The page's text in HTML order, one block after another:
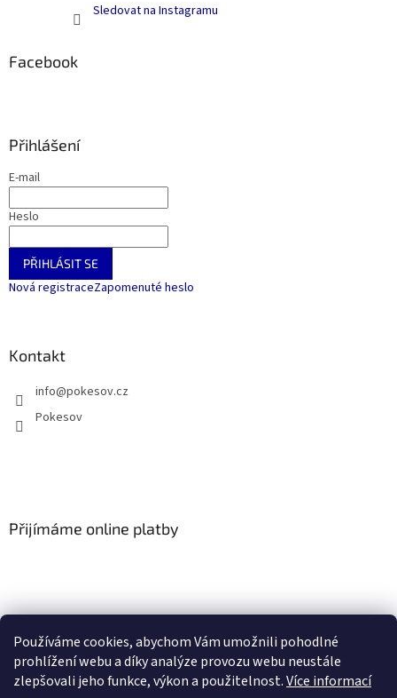
Používáme cookies, abychom Vám umožnili pohodlné
prohlížení webu a díky analýze provozu webu neustále
zlepšovali jeho funkce, výkon a použitelnost.Více informací
Sledovat na Instagramu
Facebook
Přihlášení
E-mail
Heslo
PŘIHLÁSIT SE
Nová registraceZapomenuté heslo
Kontakt
info@pokesov.cz
Pokesov
Přijímáme online platby
SLOVNÍČEK POJMŮ